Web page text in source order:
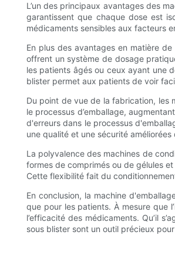
L’un des principaux avantages des
garantissent que chaque dose est
médicaments sensibles aux facteurs
En plus des avantages en matière
offrent un système de dosage
les patients âgés ou ceux ayant une
blister permet aux patients de voir
Du point de vue de la fabrication, les
le processus d’emballage,
d'erreurs dans le processus
une qualité et une sécurité améliorées
La polyvalence des machines de
formes de comprimés ou de gélules
Cette flexibilité fait du
En conclusion, la machine
que pour les patients. À mesure que
l’efficacité des médicaments. Qu’il
sous blister sont un outil précieux